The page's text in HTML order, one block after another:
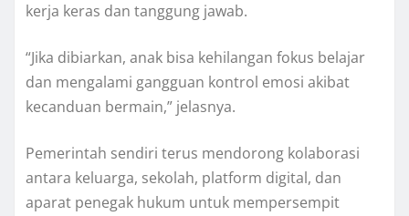
kerja keras dan tanggung jawab.
“Jika dibiarkan, anak bisa kehilangan fokus belajar
dan mengalami gangguan kontrol emosi akibat
kecanduan bermain,” jelasnya.
Pemerintah sendiri terus mendorong kolaborasi
antara keluarga, sekolah, platform digital, dan
aparat penegak hukum untuk mempersempit